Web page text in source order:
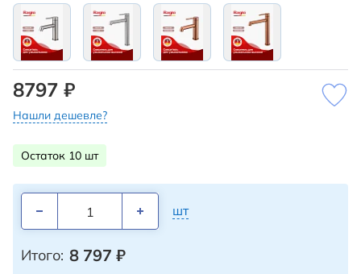
8797 ₽
Нашли дешевле?
Остаток 10 шт
шт
Итого: 8 797 ₽